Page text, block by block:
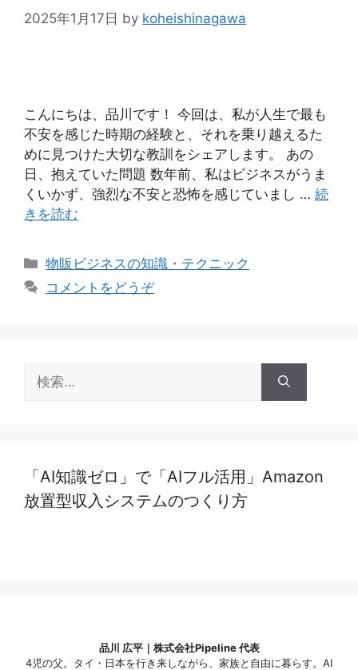
2025年1月17日 by koheishinagawa
こんにちは、品川です！ 今回は、私が人生で最も
不安を感じた時期の経験と、それを乗り越えるた
めに見つけた大切な教訓をシェアします。 あの
日、抱えていた問題 数年前、私はビジネスがうま
くいかず、強烈な不安と恐怖を感じていまし … 続
きを読む
カ
物販ビジネスの知識・テクニック
コメントをどうぞ
索:
「AI知識ゼロ」で「AIフル活用」Amazon
放置型収入システムのつくり方
品川 広平｜株式会社Pipeline 代表
4児の父。タイ・日本を行き来しながら、家族と自由に暮らす。AI